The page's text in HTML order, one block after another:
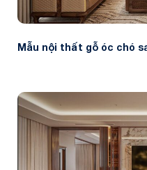
Mẫu nội thất gỗ óc chó